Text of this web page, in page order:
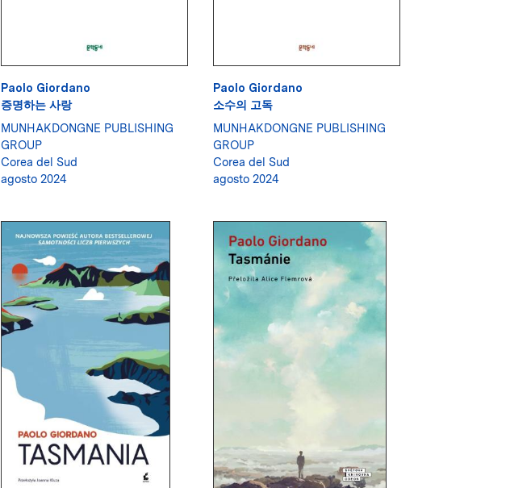
Paolo Giordano
증명하는 사랑
MUNHAKDONGNE PUBLISHING
GROUP
Corea del Sud
agosto 2024
Paolo Giordano
소수의 고독
MUNHAKDONGNE PUBLISHING
GROUP
Corea del Sud
agosto 2024